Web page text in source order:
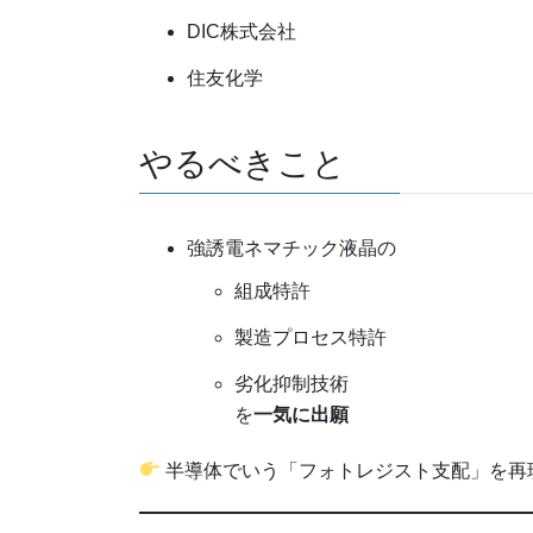
DIC株式会社
住友化学
やるべきこと
強誘電ネマチック液晶の
組成特許
製造プロセス特許
劣化抑制技術
を一気に出願
半導体でいう「フォトレジスト支配」を再